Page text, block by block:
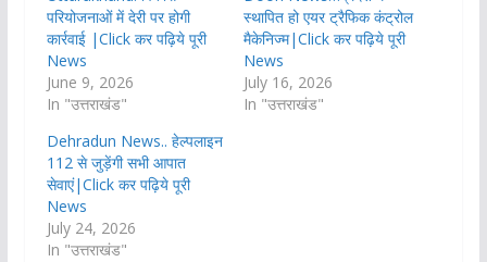
परियोजनाओं में देरी पर होगी
कार्रवाई |Click कर पढ़िये पूरी
News
June 9, 2026
In "उत्तराखंड"
स्थापित हो एयर ट्रैफिक कंट्रोल
मैकेनिज्म|Click कर पढ़िये पूरी
News
July 16, 2026
In "उत्तराखंड"
Dehradun News.. हेल्पलाइन
112 से जुड़ेंगी सभी आपात
सेवाएं|Click कर पढ़िये पूरी
News
July 24, 2026
In "उत्तराखंड"